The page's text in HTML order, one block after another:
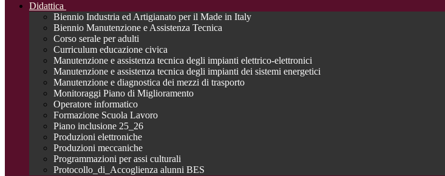
Didattica
Biennio Industria ed Artigianato per il Made in Italy
Biennio Manutenzione e Assistenza Tecnica
Corso serale per adulti
Curriculum educazione civica
Manutenzione e assistenza tecnica degli impianti elettrico-elettronici
Manutenzione e assistenza tecnica degli impianti dei sistemi energetici
Manutenzione e diagnostica dei mezzi di trasporto
Monitoraggi Piano di Miglioramento
Operatore informatico
Formazione Scuola Lavoro
Piano inclusione 25_26
Produzioni elettroniche
Produzioni meccaniche
Programmazioni per assi culturali
Protocollo_di_Accoglienza alunni BES